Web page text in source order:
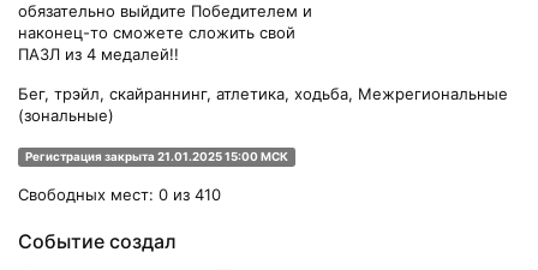
обязательно выйдите Победителем и
наконец-то сможете сложить свой
ПАЗЛ из 4 медалей!!
Бег, трэйл, скайраннинг, атлетика, ходьба, Межрегиональные
(зональные)
Регистрация закрыта 21.01.2025 15:00 МСК
Свободных мест: 0 из 410
Событие создал